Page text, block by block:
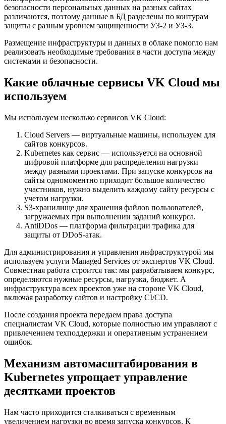
безопасности персональных данных на разных сайтах
различаются, поэтому данные в БД разделены по контурам
защиты с разным уровнем защищенности УЗ-2 и УЗ-3.
Размещение инфраструктуры и данных в облаке помогло нам
реализовать необходимые требования в части доступа между
системами и безопасности.
Какие облачные сервисы VK Cloud мы
используем
Мы используем несколько сервисов VK Cloud:
Cloud Servers — виртуальные машины, используем для
сайтов конкурсов.
Kubernetes как сервис — используется на основной
цифровой платформе для распределения нагрузки
между разными проектами. При запуске конкурсов на
сайты одномоментно приходит большое количество
участников, нужно выделить каждому сайту ресурсы с
учетом нагрузки.
S3-хранилище для хранения файлов пользователей,
загружаемых при выполнении заданий конкурса.
AntiDDos — платформа фильтрации трафика для
защиты от DDoS-атак.
Для администрирования и управления инфраструктурой мы
используем услуги Managed Services от экспертов VK Cloud.
Совместная работа строится так: мы разрабатываем конкурс,
определяются нужные ресурсы, нагрузка, бюджет. А
инфраструктура всех проектов уже на стороне VK Cloud,
включая разработку сайтов и настройку CI/CD.
После создания проекта передаем права доступа
специалистам VK Cloud, которые полностью им управляют с
привлечением техподдержки и оперативным устранением
ошибок.
Механизм автомасштабирования в
Kubernetes упрощает управление
десятками проектов
Нам часто приходится сталкиваться с временным
увеличением нагрузки во время запуска конкурсов. К